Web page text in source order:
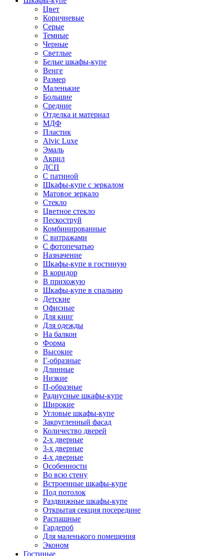
Цвет
Коричневые
Серые
Темные
Черные
Светлые
Белые шкафы-купе
Венге
Размер
Маленькие
Большие
Средние
Отделка и материал
МДФ
Пластик
Alvic Luxe
Эмаль
Акрил
ДСП
С патиной
Шкафы-купе с зеркалом
Матовое зеркало
Стекло
Цветное стекло
Пескоструй
Комбинированные
С витражами
С фотопечатью
Назначение
Шкафы-купе в гостиную
В коридор
В прихожую
Шкафы-купе в спальню
Детские
Офисные
Для книг
Для одежды
На балкон
Форма
Высокие
Г-образные
Длинные
Низкие
П-образные
Радиусные шкафы-купе
Широкие
Угловые шкафы-купе
Закругленный фасад
Количество дверей
2-х дверные
3-х дверные
4-х дверные
Особенности
Во всю стену
Встроенные шкафы-купе
Под потолок
Раздвижные шкафы-купе
Открытая секция посередине
Распашные
Гардероб
Для маленького помещения
Эконом
Гостиные